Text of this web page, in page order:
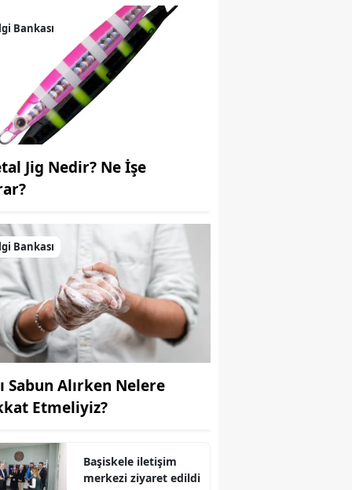
Batman
Şırnak
Bartın
Ardahan
Yalova
Osmaniye
Düzce
Bankası
Jig Nedir? Ne İşe
Bankası
Sabun Alırken Nelere
Etmeliyiz?
Başiskele iletişim
merkezi ziyaret edildi